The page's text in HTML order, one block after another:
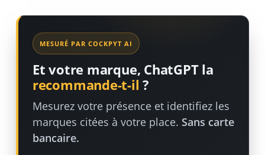
MESURÉ PAR COCKPYT AI
Et votre marque, ChatGPT la
recommande-t-il ?
Mesurez votre présence et identifiez les
marques citées à votre place. Sans carte
bancaire.